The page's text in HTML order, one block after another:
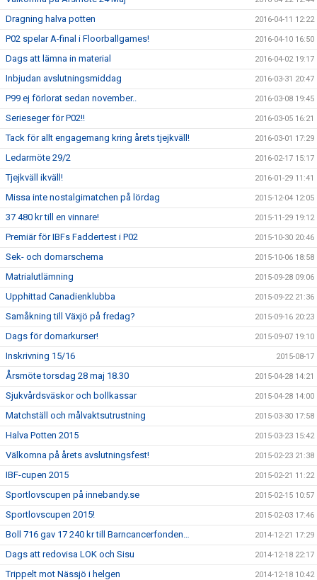
Dragning halva potten 2016-04-11 12:22
P02 spelar A-final i Floorballgames! 2016-04-10 16:50
Dags att lämna in material 2016-04-02 19:17
Inbjudan avslutningsmiddag 2016-03-31 20:47
P99 ej förlorat sedan november.. 2016-03-08 19:45
Serieseger för P02!! 2016-03-05 16:21
Tack för allt engagemang kring årets tjejkväll! 2016-03-01 17:29
Ledarmöte 29/2 2016-02-17 15:17
Tjejkväll ikväll! 2016-01-29 11:41
Missa inte nostalgimatchen på lördag 2015-12-04 12:05
37 480 kr till en vinnare! 2015-11-29 19:12
Premiär för IBFs Faddertest i P02 2015-10-30 20:46
Sek- och domarschema 2015-10-06 18:58
Matrialutlämning 2015-09-28 09:06
Upphittad Canadienklubba 2015-09-22 21:36
Samåkning till Växjö på fredag? 2015-09-16 20:23
Dags för domarkurser! 2015-09-07 19:10
Inskrivning 15/16 2015-08-17
Årsmöte torsdag 28 maj 18.30 2015-04-28 14:21
Sjukvårdsväskor och bollkassar 2015-04-28 14:00
Matchställ och målvaktsutrustning 2015-03-30 17:58
Halva Potten 2015 2015-03-23 15:42
Välkomna på årets avslutningsfest! 2015-02-23 21:38
IBF-cupen 2015 2015-02-21 11:22
Sportlovscupen på innebandy.se 2015-02-15 10:57
Sportlovscupen 2015! 2015-02-03 17:46
Boll 716 gav 17 240 kr till Barncancerfonden… 2014-12-21 17:29
Dags att redovisa LOK och Sisu 2014-12-18 22:17
Trippelt mot Nässjö i helgen 2014-12-18 10:42